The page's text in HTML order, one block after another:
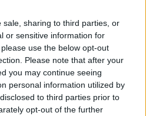
sale, sharing to third parties, or
or sensitive information for
use the below opt-out
Please note that after your
you may continue seeing
personal information utilized by
to third parties prior to
opt-out of the further